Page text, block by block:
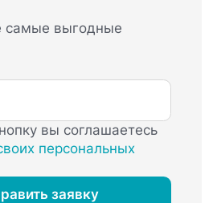
самые выгодные
вы соглашаетесь
персональных
заявку